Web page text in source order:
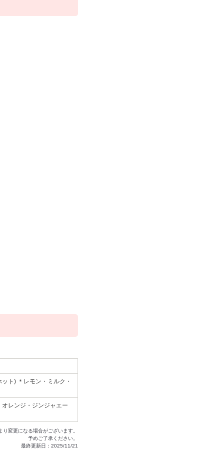
ト) ＊レモン・ミルク・
レンジ・ジンジャエー
変更になる場合がございます。
予めご了承ください。
最終更新日：2025/11/21